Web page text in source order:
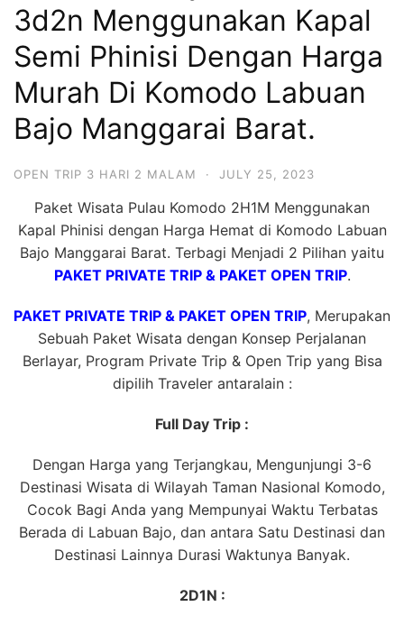
Hari
2
Malam,
2
Hari
Malam
Hari
3d2n Menggunakan Kapal
Semi Phinisi Dengan Harga
Murah Di Komodo Labuan
Bajo Manggarai Barat.
OPEN TRIP 3 HARI 2 MALAM · JULY 25, 2023
Paket Wisata Pulau Komodo 2H1M Menggunakan
Kapal Phinisi dengan Harga Hemat di Komodo Labuan
Bajo Manggarai Barat. Terbagi Menjadi 2 Pilihan yaitu
PAKET PRIVATE TRIP & PAKET OPEN TRIP.
PAKET PRIVATE TRIP & PAKET OPEN TRIP, Merupakan
Sebuah Paket Wisata dengan Konsep Perjalanan
Berlayar, Program Private Trip & Open Trip yang Bisa
dipilih Traveler antaralain :
Full Day Trip :
Dengan Harga yang Terjangkau, Mengunjungi 3-6
Destinasi Wisata di Wilayah Taman Nasional Komodo,
Cocok Bagi Anda yang Mempunyai Waktu Terbatas
Berada di Labuan Bajo, dan antara Satu Destinasi dan
Destinasi Lainnya Durasi Waktunya Banyak.
2D1N :